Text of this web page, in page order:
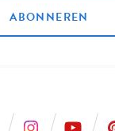
ABONNEREN